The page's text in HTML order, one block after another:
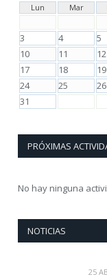
Lun Mar
3
4 5
10
11 12
17
18 19
24
25 26
31
PRÓXIMAS
No hay ninguna
NOTICIAS
25